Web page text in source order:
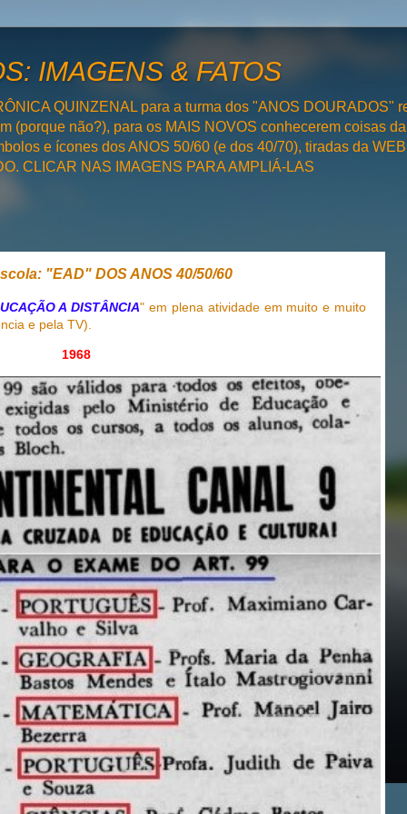
IMAGENS & FATOS
QUINZENAL para a turma dos "ANOS DOURADOS"
(porque não?), para os MAIS NOVOS conhecerem coisas
e ícones dos ANOS 50/60 (e dos 40/70), tiradas da
CLICAR NAS IMAGENS PARA AMPLIÁ-LAS
"EAD" DOS ANOS 40/50/60
A DISTÂNCIA" em plena atividade em muito e muito
e pela TV).
1968